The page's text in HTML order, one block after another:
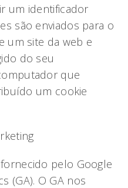
um identificador
são enviados para o
um site da web e
do seu
que
um cookie
pelo Google
(GA). O GA nos